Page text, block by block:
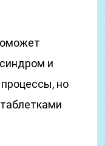
и
но